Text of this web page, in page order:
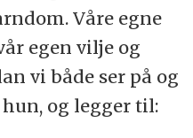
Våre egne
egen vilje og
vi både ser på og
og legger til: